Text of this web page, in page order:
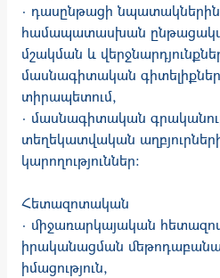
· դասընթացի նպատակներին
համապատասխան
մշակման և
մասնագիտական
տիրապետում,
· մասնագիտական
տեղեկատվական
կարողություններ:
Հետազոտական
· միջառարկայական
իրականացման
իմացություն,